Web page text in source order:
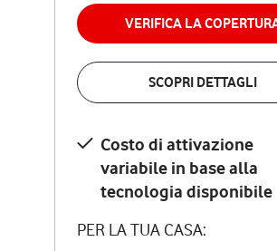
VERIFICA LA
SCOPRI DETTAGLI
Costo di attivazione
variabile in base alla
tecnologia disponibile
PER LA TUA CASA:
permanenza
VERIFICA LA
Costo di attivazione
variabile in base alla
tecnologia
PER LA TUA CASA: